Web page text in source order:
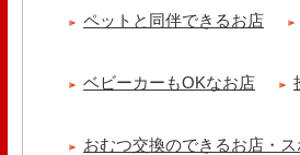
ペットと同伴できるお店
ベビーカーもOKなお店
おむつ交換のできるお店・ス